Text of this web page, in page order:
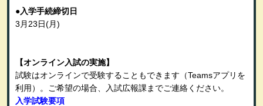
●入学手続締切日
3月23日(月)
【オンライン入試の実施】
試験はオンラインで受験することもできます（Teamsアプリを
利用）。ご希望の場合、入試広報課までご連絡ください。
入学試験要項